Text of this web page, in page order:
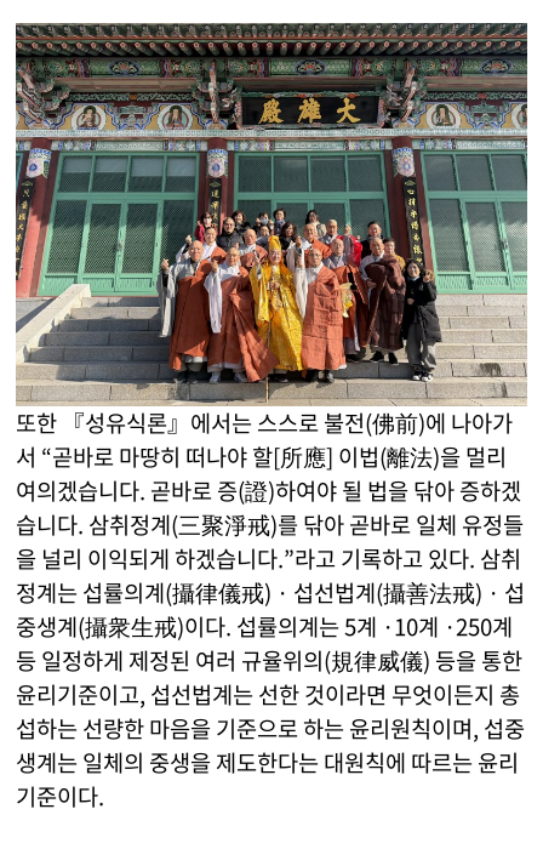
또한 『성유식론』에서는 스스로 불전(佛前)에 나아가
서 “곧바로 마땅히 떠나야 할[所應] 이법(離法)을 멀리
여의겠습니다. 곧바로 증(證)하여야 될 법을 닦아 증하겠
습니다. 삼취정계(三聚淨戒)를 닦아 곧바로 일체 유정들
을 널리 이익되게 하겠습니다.”라고 기록하고 있다. 삼취
정계는 섭률의계(攝律儀戒) · 섭선법계(攝善法戒) · 섭
중생계(攝衆生戒)이다. 섭률의계는 5계 ·10계 ·250계
등 일정하게 제정된 여러 규율위의(規律威儀) 등을 통한
윤리기준이고, 섭선법계는 선한 것이라면 무엇이든지 총
섭하는 선량한 마음을 기준으로 하는 윤리원칙이며, 섭중
생계는 일체의 중생을 제도한다는 대원칙에 따르는 윤리
기준이다.